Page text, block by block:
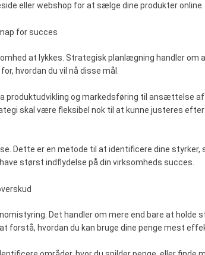
eller webshop for at sælge dine produkter online.
for succes
at lykkes. Strategisk planlægning handler
hvordan du vil nå disse mål.
produktudvikling og markedsføring til ansættelse
skal være fleksibel nok til at kunne justeres efter
Dette er en metode til at identificere dine styrker,
størst indflydelse på din virksomheds succes.
Det handler om mere end bare at holde
forstå, hvordan du kan bruge dine penge mest